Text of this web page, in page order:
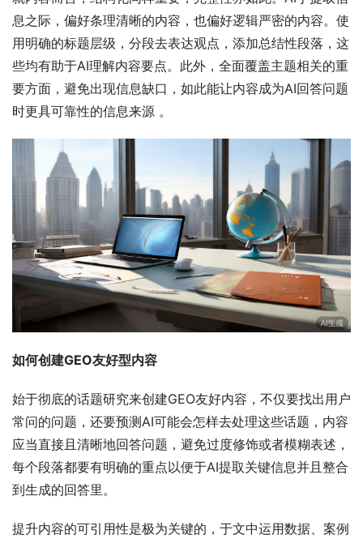
息之际，偏好条理清晰的内容，也偏好逻辑严密的内容。使
用明确的标题层级，分段去表达观点，添加总结性段落，这
些均有助于AI理解内容要点。此外，全面覆盖主题相关的重
要方面，避免出现信息缺口，如此能让内容成为AI回答问题
时更具可靠性的信息来源 。
如何创建GEO友好型内容
始于彻底的话题研究来创建GEO友好内容，不仅要找出用户
常问的问题，还要预测AI可能会怎样去处理这些话题，内容
应当直接且清晰地回答问题，避免过度修饰或者模糊表述，
每个段落都要有明确的重点以便于AI提取关键信息并且整合
到生成的回答里。
提升内容的可引用性是极为关键的，于文中运用数据、案例